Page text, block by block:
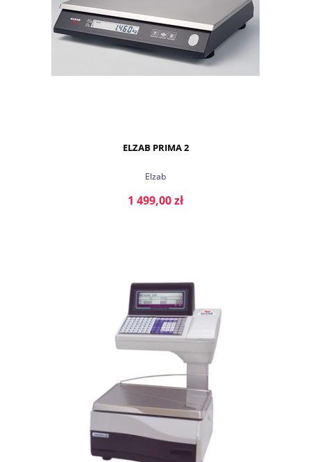
ELZAB PRIMA 2
Elzab
1 499,00 zł
DO KOSZYKA